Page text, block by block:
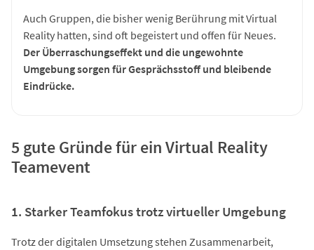
Auch Gruppen, die bisher wenig Berührung mit Virtual
Reality hatten, sind oft begeistert und offen für Neues.
Der Überraschungseffekt und die ungewohnte
Umgebung sorgen für Gesprächsstoff und bleibende
Eindrücke.
5 gute Gründe für ein Virtual Reality
Teamevent
1. Starker Teamfokus trotz virtueller Umgebung
Trotz der digitalen Umsetzung stehen Zusammenarbeit,